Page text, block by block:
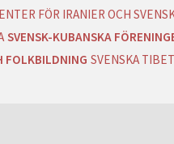
FÖR IRANIER OCH
SVENSK-KUBANSKA
FOLKBILDNING SVENSKA